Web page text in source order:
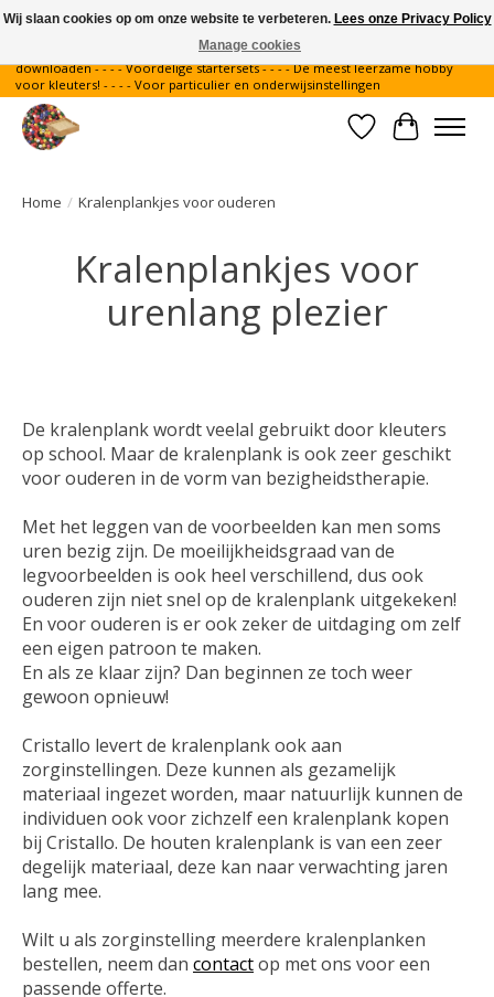
Gratis verzending binnen Nederland - - - - Legvoorbeelden gratis te
downloaden - - - - Voordelige startersets - - - - De meest leerzame hobby
voor kleuters! - - - - Voor particulier en onderwijsinstellingen
Verlanglijst
Home / Kralenplankjes voor ouderen
Kralenplankjes voor
urenlang plezier
De kralenplank wordt veelal gebruikt door kleuters
op school. Maar de kralenplank is ook zeer geschikt
voorouderen in de vorm van bezigheidstherapie.
Met het leggen van de voorbeelden kan men soms
uren bezig zijn. De moeilijkheidsgraad van de
legvoorbeelden is ook heel verschillend, dus ook
ouderen zijn niet snel op de kralenplank uitgekeken!
En voor ouderen is er ook zeker de uitdagingom zelf
een eigen patroon te maken.
En als ze klaar zijn? Dan beginnen ze toch weer
gewoon opnieuw!
Cristallo levert de kralenplank ook aan
zorginstellingen. Deze kunnen als gezamelijk
materiaal ingezet worden, maar natuurlijk kunnen de
individuen ook voor zichzelf een kralenplank kopen
bij Cristallo. De houten kralenplank is van een zeer
degelijk materiaal, deze kan naar verwachting jaren
lang mee.
Wilt u als zorginstelling meerdere kralenplanken
bestellen, neem dan contactop met ons voor een
passende offerte.
Wij slaan cookies op om onze website te verbeteren. Lees onze Privacy Policy
Manage cookies